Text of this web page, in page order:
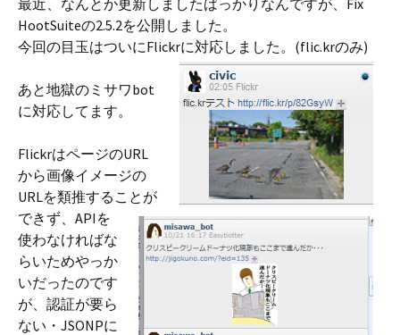
c
e
b
o
k
r
e
a
s
最近、なんとか更新しましたばっかりなんですが、Fix
HootSuiteの2.5.2を公開しました。
今回の目玉はついにFlickrに対応しました。(flic.krのみ)
あと地獄のミサワbot
に対応してます。
FlickrはページのURL
から画像イメージの
URLを類推することが
できず、APIを
使わなければな
らいためやっか
いだったのです
が、認証が要ら
ない・JSONPに